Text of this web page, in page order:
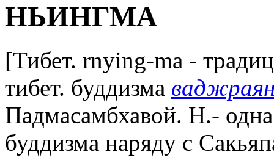
НЬИНГМА
[Тибет. rnying-ma -
тибет. буддизма
Падмасамбхавой. Н.-
буддизма наряду с